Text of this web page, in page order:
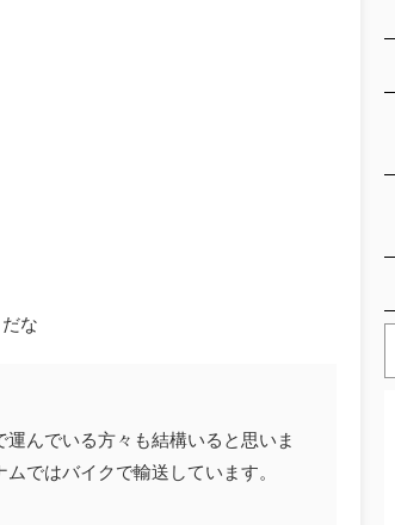
な
んでいる方々も結構いると思いま
ではバイクで輸送しています。